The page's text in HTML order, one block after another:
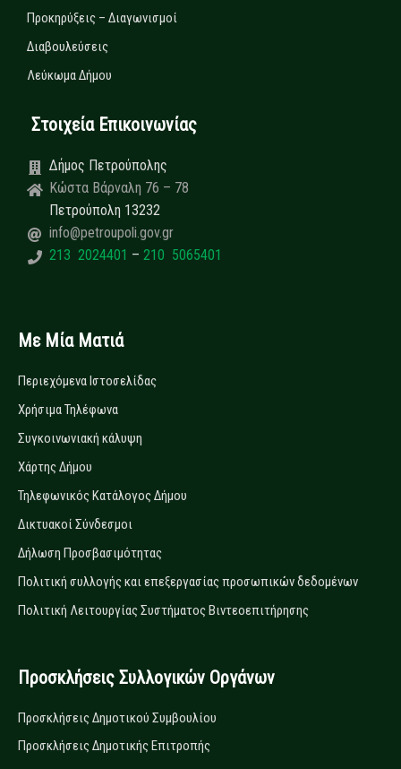
Προκηρύξεις – Διαγωνισμοί
Διαβουλεύσεις
Λεύκωμα Δήμου
Στοιχεία Επικοινωνίας
Δήμος Πετρούπολης
Κώστα Βάρναλη 76 – 78
Πετρούπολη 13232
info@petroupoli.gov.gr
213 2024401 – 210 5065401
Με Μία Ματιά
Περιεχόμενα Ιστοσελίδας
Χρήσιμα Τηλέφωνα
Συγκοινωνιακή κάλυψη
Χάρτης Δήμου
Τηλεφωνικός Κατάλογος Δήμου
Δικτυακοί Σύνδεσμοι
Δήλωση Προσβασιμότητας
Πολιτική συλλογής και επεξεργασίας προσωπικών δεδομένων
Πολιτική Λειτουργίας Συστήματος Βιντεοεπιτήρησης
Προσκλήσεις Συλλογικών Οργάνων
Προσκλήσεις Δημοτικού Συμβουλίου
Προσκλήσεις Δημοτικής Επιτροπής